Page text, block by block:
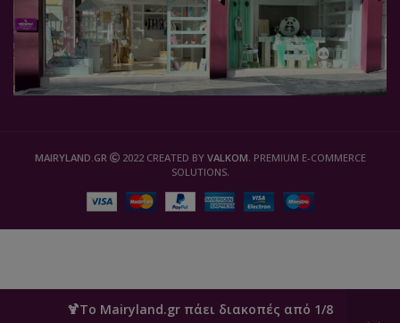
🍹Το Mairyland.gr πάει διακοπές από 1/8
MAIRYLAND.GR 2022 CREATED BY VALKOM. PREMIUM E-COMMERCE
SOLUTIONS.